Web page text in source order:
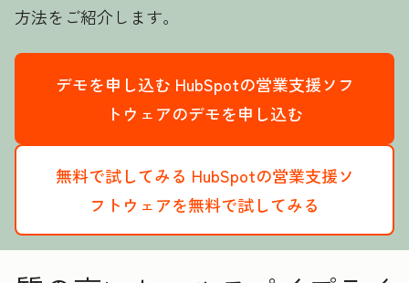
方法をご紹介します。
デモを申し込む HubSpotの営業支援ソフ
トウェアのデモを申し込む
無料で試してみる HubSpotの営業支援ソ
フトウェアを無料で試してみる